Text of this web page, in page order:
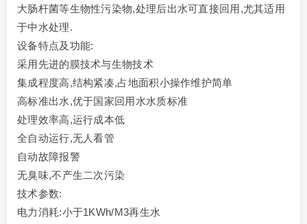
大肠杆菌等生物性污染物,处理后出水可直接回用,尤其适用
于中水处理.
设备特点及功能:
采用先进的膜技术与生物技术
集成程度高,结构紧凑,占地面积小操作维护简单
高标准出水,优于国家回用水水质标准
处理效率高,运行成本低
全自动运行,无人看管
自动故障报警
无臭味,不产生二次污染
技术参数:
电力消耗:小于1KWh/M3再生水